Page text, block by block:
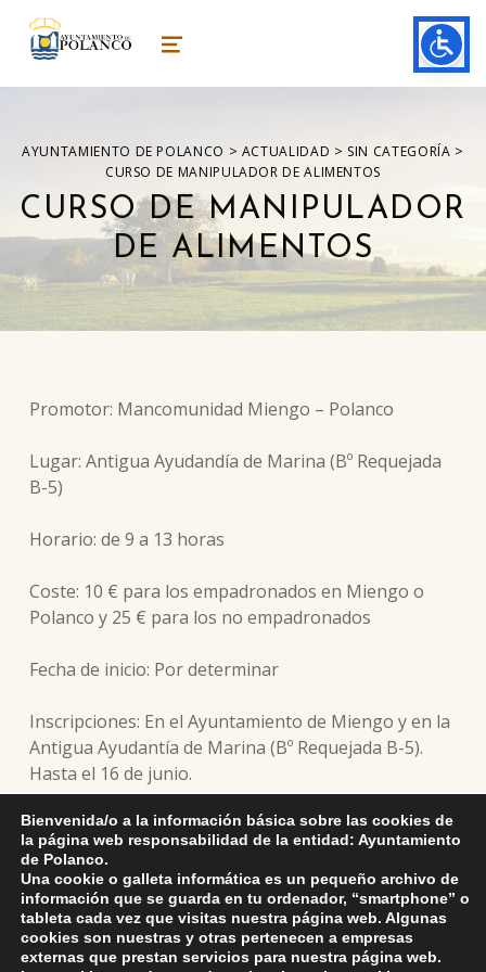
ayuntamiento de polanco
AYUNTAMIENTO DE POLANCO MENU
AYUNTAMIENTO DE POLANCO > ACTUALIDAD > SIN CATEGORÍA >
CURSO DE MANIPULADOR DE ALIMENTOS
CURSO DE MANIPULADOR
DE ALIMENTOS
Promotor: Mancomunidad Miengo – Polanco
Lugar: Antigua Ayudandía de Marina (Bº Requejada
B-5)
Horario: de 9 a 13 horas
Coste: 10 € para los empadronados en Miengo o
Polanco y 25 € para los no empadronados
Fecha de inicio: Por determinar
Inscripciones: En el Ayuntamiento de Miengo y en la
Antigua Ayudantía de Marina (Bº Requejada B-5).
Hasta el 16 de junio.
Skip back to main navigation
DEJA UNA RESPUESTA
Lo siento, debes estarconectadopara publicar un
comentario.
Bienvenida/o a la información básica sobre las cookies de
la página web responsabilidad de la entidad: Ayuntamiento
de Polanco.
Una cookie o galleta informática es un pequeño archivo de
información que se guarda en tu ordenador, “smartphone” o
tableta cada vez que visitas nuestra página web. Algunas
cookies son nuestras y otras pertenecen a empresas
externas que prestan servicios para nuestra página web.